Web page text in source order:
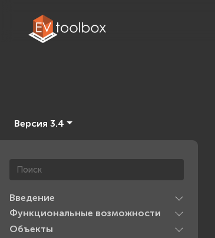
Версия 3.4
Введение
Функциональные возможности
Объекты